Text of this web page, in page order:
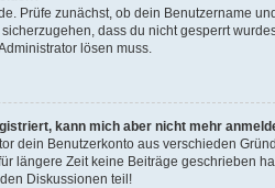
Prüfe zunächst, ob dein Benutzername
dass du nicht gesperrt
lösen muss.
kann mich aber nicht mehr
dein Benutzerkonto aus verschieden
längere Zeit keine Beiträge geschrieben
Diskussionen teil!